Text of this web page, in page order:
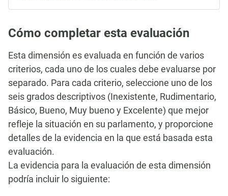
Cómo completar esta evaluación
Esta dimensión es evaluada en función de varios
criterios, cada uno de los cuales debe evaluarse por
separado. Para cada criterio, seleccione uno de los
seis grados descriptivos (Inexistente, Rudimentario,
Básico, Bueno, Muy bueno y Excelente) que mejor
refleje la situación en su parlamento, y proporcione
detalles de la evidencia en la que está basada esta
evaluación.
La evidencia para la evaluación de esta dimensión
podría incluir lo siguiente: